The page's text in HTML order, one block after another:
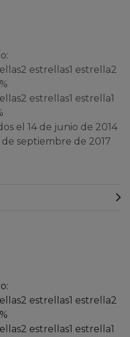
estrellas1 estrella2
estrellas1 estrella1
el 14 de junio de 2014
de septiembre de 2017
estrellas1 estrella2
estrellas1 estrella1